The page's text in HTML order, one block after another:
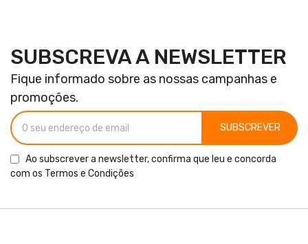
SUBSCREVA A NEWSLETTER
Fique informado sobre as nossas campanhas e
promoções.
SUBSCREVER
Ao subscrever a newsletter, confirma que leu e concorda
com os Termos e Condições